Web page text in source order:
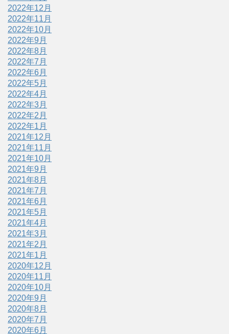
2022年12月
2022年11月
2022年10月
2022年9月
2022年8月
2022年7月
2022年6月
2022年5月
2022年4月
2022年3月
2022年2月
2022年1月
2021年12月
2021年11月
2021年10月
2021年9月
2021年8月
2021年7月
2021年6月
2021年5月
2021年4月
2021年3月
2021年2月
2021年1月
2020年12月
2020年11月
2020年10月
2020年9月
2020年8月
2020年7月
2020年6月